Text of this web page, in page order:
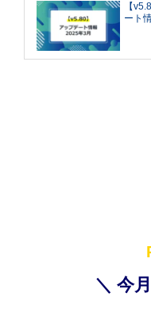
【
ート
＼ 今